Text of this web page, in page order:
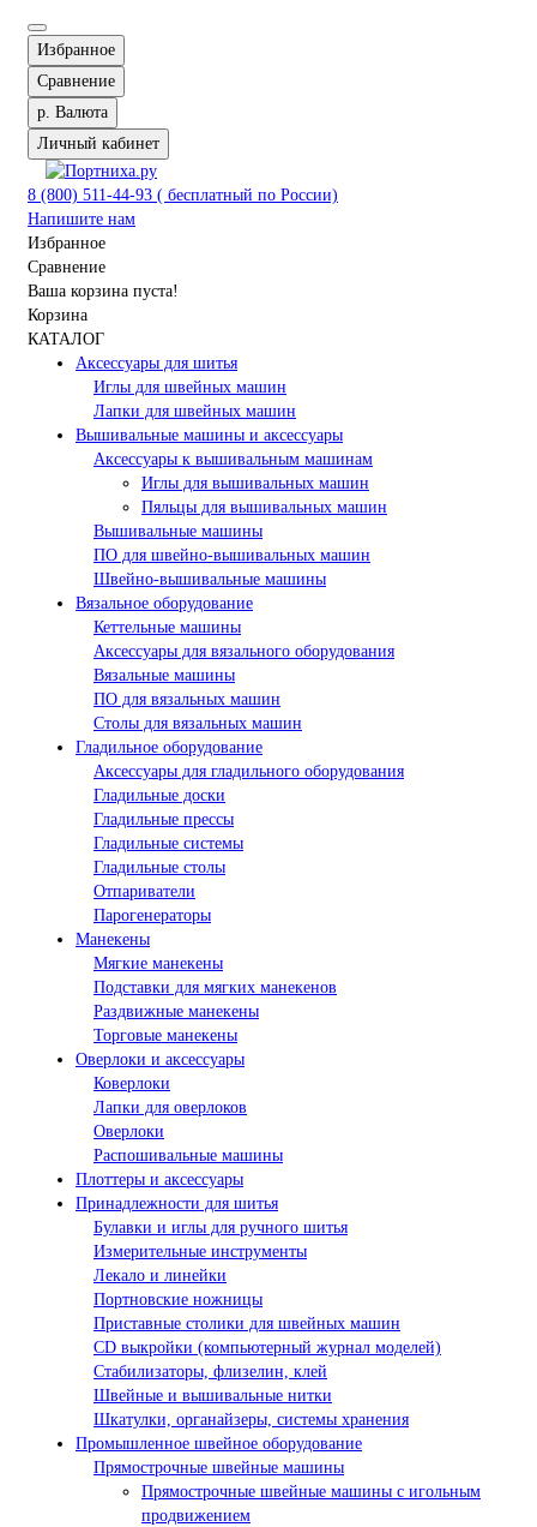
Избранное
Сравнение
р. Валюта
Личный кабинет
8 (800) 511-44-93 ( бесплатный по России)
Напишите нам
Избранное
Сравнение
Ваша корзина пуста!
Корзина
КАТАЛОГ
Аксессуары для шитья
Иглы для швейных машин
Лапки для швейных машин
Вышивальные машины и аксессуары
Аксессуары к вышивальным машинам
Иглы для вышивальных машин
Пяльцы для вышивальных машин
Вышивальные машины
ПО для швейно-вышивальных машин
Швейно-вышивальные машины
Вязальное оборудование
Кеттельные машины
Аксессуары для вязального оборудования
Вязальные машины
ПО для вязальных машин
Столы для вязальных машин
Гладильное оборудование
Аксессуары для гладильного оборудования
Гладильные доски
Гладильные прессы
Гладильные системы
Гладильные столы
Отпариватели
Парогенераторы
Манекены
Мягкие манекены
Подставки для мягких манекенов
Раздвижные манекены
Торговые манекены
Оверлоки и аксессуары
Коверлоки
Лапки для оверлоков
Оверлоки
Распошивальные машины
Плоттеры и аксессуары
Принадлежности для шитья
Булавки и иглы для ручного шитья
Измерительные инструменты
Лекало и линейки
Портновские ножницы
Приставные столики для швейных машин
СD выкройки (компьютерный журнал моделей)
Стабилизаторы, флизелин, клей
Швейные и вышивальные нитки
Шкатулки, органайзеры, системы хранения
Промышленное швейное оборудование
Прямострочные швейные машины
Прямострочные швейные машины с игольным
продвижением